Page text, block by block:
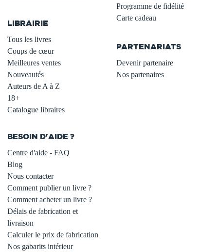
LIBRAIRIE
Tous les livres
Coups de cœur
Meilleures ventes
Nouveautés
Auteurs de A à Z
18+
Catalogue libraires
Programme de fidélité
Carte cadeau
PARTENARIATS
Devenir partenaire
Nos partenaires
BESOIN D'AIDE ?
Centre d'aide - FAQ
Blog
Nous contacter
Comment publier un livre ?
Comment acheter un livre ?
Délais de fabrication et
livraison
Calculer le prix de fabrication
Nos gabarits intérieur